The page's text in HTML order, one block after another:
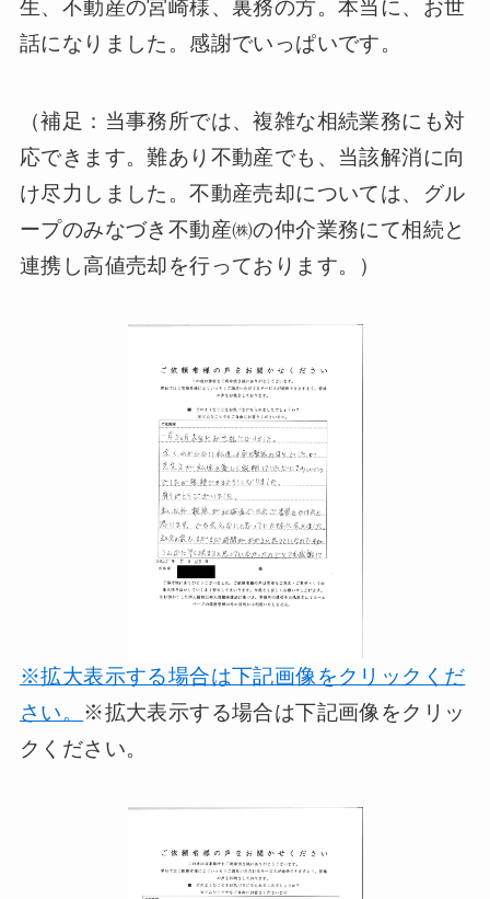
生、不動産の宮崎様、裏務の方。本当に、お世
話になりました。感謝でいっぱいです。
（補足：当事務所では、複雑な相続業務にも対
応できます。難あり不動産でも、当該解消に向
け尽力しました。不動産売却については、グル
ープのみなづき不動産㈱の仲介業務にて相続と
連携し高値売却を行っております。）
※拡大表示する場合は下記画像をクリックくだ
さい。 ※拡大表示する場合は下記画像をクリッ
クください。